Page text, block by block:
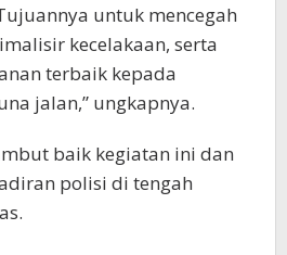
untuk mencegah
kecelakaan, serta
terbaik kepada
jalan,” ungkapnya.
baik kegiatan ini dan
polisi di tengah